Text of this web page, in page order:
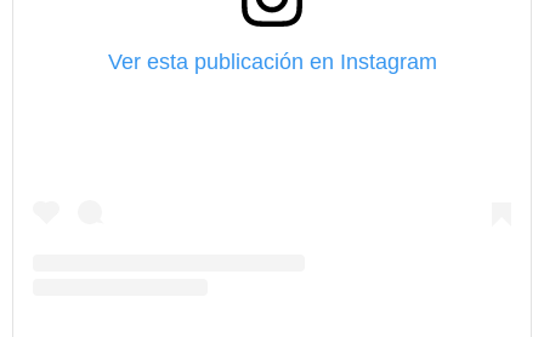
Ver esta publicación en Instagram